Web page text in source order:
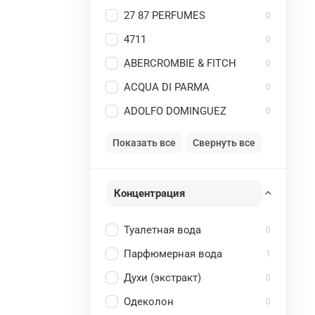
27 87 PERFUMES 0
4711 0
ABERCROMBIE & FITCH 0
ACQUA DI PARMA 0
ADOLFO DOMINGUEZ 0
Показать все Свернуть все
Концентрация
Туалетная вода 0
Парфюмерная вода 1
Духи (экстракт) 0
Одеколон 0